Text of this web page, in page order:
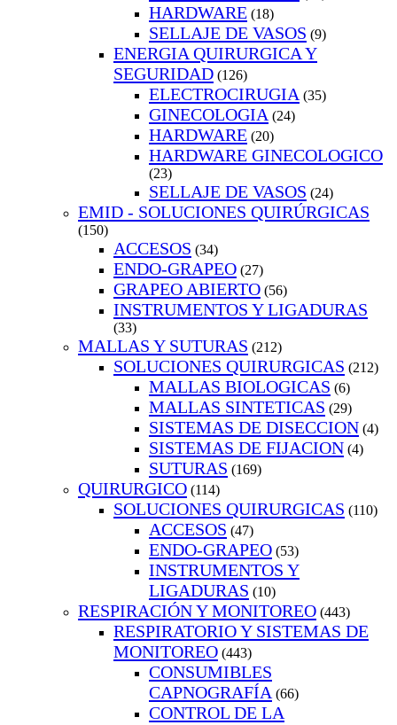
HARDWARE (18)
SELLAJE DE VASOS (9)
ENERGIA QUIRURGICA Y
SEGURIDAD (126)
ELECTROCIRUGIA (35)
GINECOLOGIA (24)
HARDWARE (20)
HARDWARE GINECOLOGICO
(23)
SELLAJE DE VASOS (24)
EMID - SOLUCIONES QUIRÚRGICAS
(150)
ACCESOS (34)
ENDO-GRAPEO (27)
GRAPEO ABIERTO (56)
INSTRUMENTOS Y LIGADURAS
(33)
MALLAS Y SUTURAS (212)
SOLUCIONES QUIRURGICAS (212)
MALLAS BIOLOGICAS (6)
MALLAS SINTETICAS (29)
SISTEMAS DE DISECCION (4)
SISTEMAS DE FIJACION (4)
SUTURAS (169)
QUIRURGICO (114)
SOLUCIONES QUIRURGICAS (110)
ACCESOS (47)
ENDO-GRAPEO (53)
INSTRUMENTOS Y
LIGADURAS (10)
RESPIRACIÓN Y MONITOREO (443)
RESPIRATORIO Y SISTEMAS DE
MONITOREO (443)
CONSUMIBLES
CAPNOGRAFÍA (66)
CONTROL DE LA